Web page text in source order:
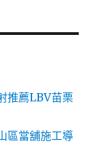
推薦LBV苗栗
區當舖施工導